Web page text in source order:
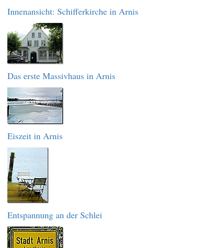
Innenansicht: Schifferkirche in Arnis
Das erste Massivhaus in Arnis
Eiszeit in Arnis
Entspannung an der Schlei